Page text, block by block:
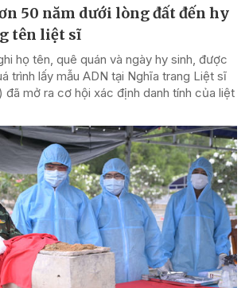
50 năm dưới lòng đất đến hy
tên liệt sĩ
họ tên, quê quán và ngày hy sinh, được
trình lấy mẫu ADN tại Nghĩa trang Liệt sĩ
đã mở ra cơ hội xác định danh tính của liệt